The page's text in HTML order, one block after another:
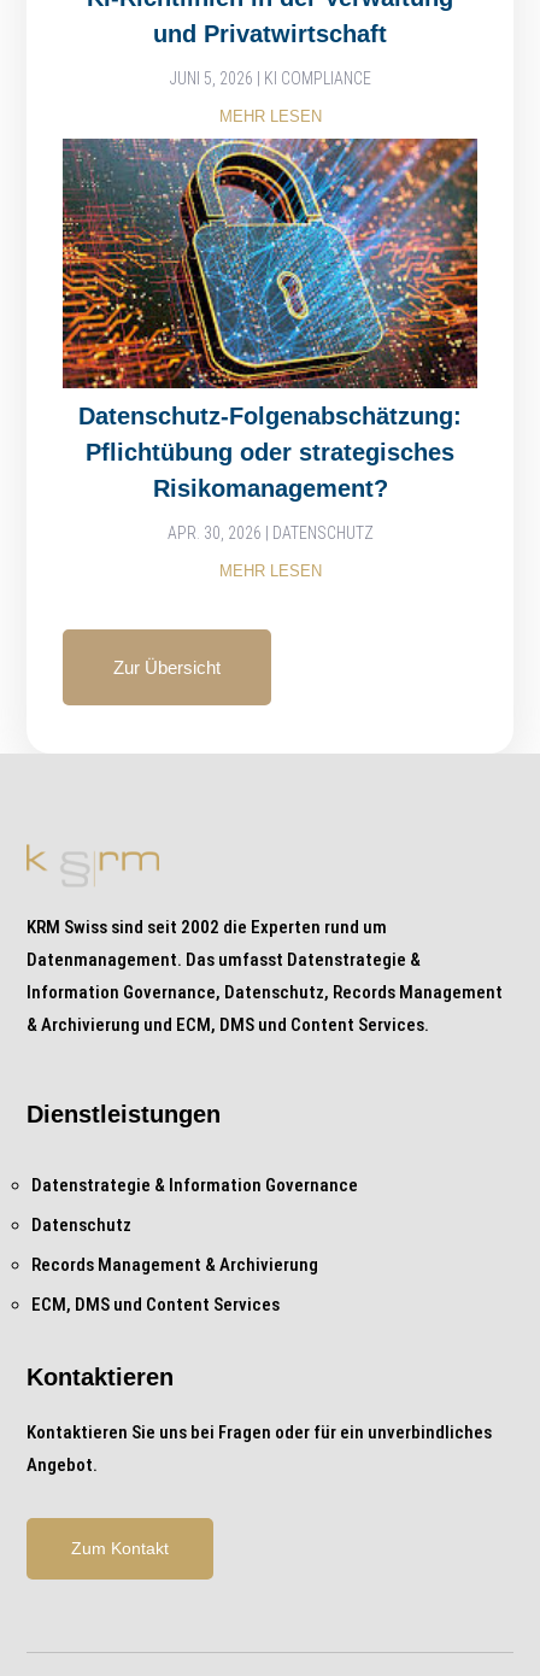
und Privatwirtschaft
JUNI 5, 2026 KI COMPLIANCE
MEHR LESEN
Datenschutz-Folgenabschätzung:
Pflichtübung oder strategisches
Risikomanagement?
APR. 30, 2026 DATENSCHUTZ
MEHR LESEN
Zur Übersicht
KRM Swiss sind seit 2002 die Experten rund um
Datenmanagement. Das umfasst Datenstrategie &
Information Governance, Datenschutz, Records Management
& Archivierung und ECM, DMS und Content Services.
Dienstleistungen
Datenstrategie & Information Governance
Datenschutz
Records Management & Archivierung
ECM, DMS und Content Services
Kontaktieren
Kontaktieren Sie uns bei Fragen oder für ein unverbindliches
Angebot.
Zum Kontakt